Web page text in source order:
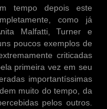
tempo depois este
como já
Malfatti, Turner e
poucos exemplos de
criticadas
primeira vez em seu
importantíssimas
muito do tempo, da
pelos outros.